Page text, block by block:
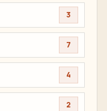
3
7
4
2